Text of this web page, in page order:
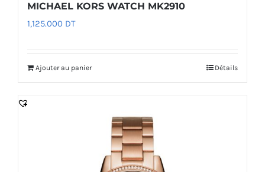
MICHAEL KORS WATCH MK2910
1,125.000 DT
Ajouter au panier Détails